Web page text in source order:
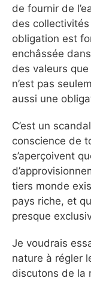
de fournir de
des
obligation est
enchâssée
des valeurs
n’est pas
aussi une
C’est un
conscience de
s’aperçoivent
tiers monde
pays riche, et
presque
Je voudrais
nature à régler
discutons de la